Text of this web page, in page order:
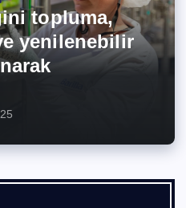
topluma,
yenilenebilir